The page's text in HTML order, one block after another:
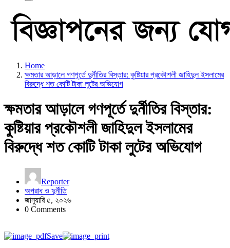
Home
ক্ষমতার আড়ালে গণপূর্তে দুর্নীতির বিস্তার: কুষ্টিয়ার প্রকৌশলী জাহিদুল ইসলামের
বিরুদ্ধে শত কোটি টাকা লুটের অভিযোগ
ক্ষমতার আড়ালে গণপূর্তে দুর্নীতির বিস্তার:
কুষ্টিয়ার প্রকৌশলী জাহিদুল ইসলামের
বিরুদ্ধে শত কোটি টাকা লুটের অভিযোগ
Reporter
অপরাধ ও দুর্নীতি
জানুয়ারি ৫, ২০২৬
0 Comments
Save